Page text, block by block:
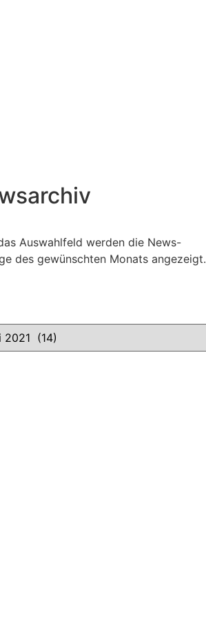
Auswahlfeld werden die News-
des gewünschten Monats angezeigt.